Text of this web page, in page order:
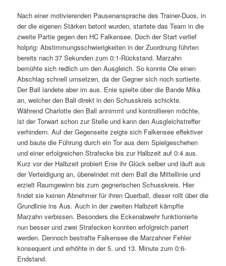
Nach einer motivierenden Pausenansprache des Trainer-Duos, in
der die eigenen Stärken betont wurden, startete das Team in die
zweite Partie gegen den HC Falkensee. Doch der Start verlief
holprig: Abstimmungsschwierigkeiten in der Zuordnung führten
bereits nach 37 Sekunden zum 0:1-Rückstand. Marzahn
bemühte sich redlich um den Ausgleich. So konnte Ole einen
Abschlag schnell umsetzen, da der Gegner sich noch sortierte.
Der Ball landete aber im aus. Enie spielte über die Bande Mika
an, welcher den Ball direkt in den Schusskreis schickte.
Während Charlotte den Ball annimmt und kontrollieren möchte,
ist der Torwart schon zur Stelle und kann den Ausgleichstreffer
verhindern. Auf der Gegenseite zeigte sich Falkensee effektiver
und baute die Führung durch ein Tor aus dem Spielgeschehen
und einer erfolgreichen Strafecke bis zur Halbzeit auf 0:4 aus.
Kurz vor der Halbzeit probiert Enie ihr Glück selber und läuft aus
der Verteidigung an, überwindet mit dem Ball die Mittellinie und
erzielt Raumgewinn bis zum gegnerischen Schusskreis. Hier
findet sie keinen Abnehmer für ihren Querball, dieser rollt über die
Grundlinie ins Aus. Auch in der zweiten Halbzeit kämpfte
Marzahn verbissen. Besonders die Eckenabwehr funktionierte
nun besser und zwei Strafecken konnten erfolgreich pariert
werden. Dennoch bestrafte Falkensee die Marzahner Fehler
konsequent und erhöhte in der 5. und 13. Minute zum 0:6-
Endstand.